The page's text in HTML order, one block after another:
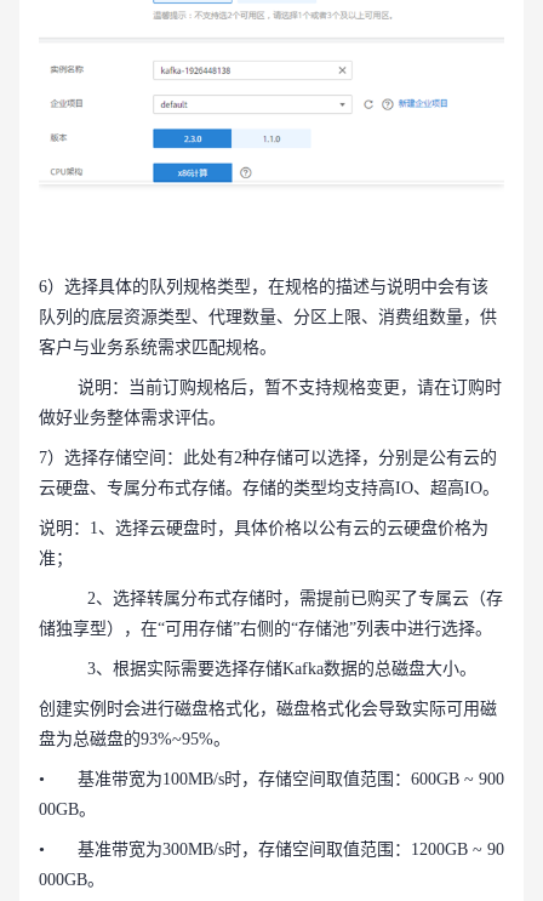
6）选择具体的队列规格类型，在规格的描述与说明中会有该
队列的底层资源类型、代理数量、分区上限、消费组数量，供
客户与业务系统需求匹配规格。
说明：当前订购规格后，暂不支持规格变更，请在订购时
做好业务整体需求评估。
7）选择存储空间：此处有2种存储可以选择，分别是公有云的
云硬盘、专属分布式存储。存储的类型均支持高IO、超高IO。
说明：1、选择云硬盘时，具体价格以公有云的云硬盘价格为
准；
2、选择转属分布式存储时，需提前已购买了专属云（存
储独享型），在“可用存储”右侧的“存储池”列表中进行选择。
3、根据实际需要选择存储Kafka数据的总磁盘大小。
创建实例时会进行磁盘格式化，磁盘格式化会导致实际可用磁
盘为总磁盘的93%~95%。
•
基准带宽为100MB/s时，存储空间取值范围：600GB ~ 900
00GB。
•
基准带宽为300MB/s时，存储空间取值范围：1200GB ~ 90
000GB。